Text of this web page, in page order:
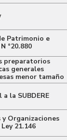
Patrimonio e
°20.880
preparatorios
generales
menor tamaño
la SUBDERE
y Organizaciones
21.146